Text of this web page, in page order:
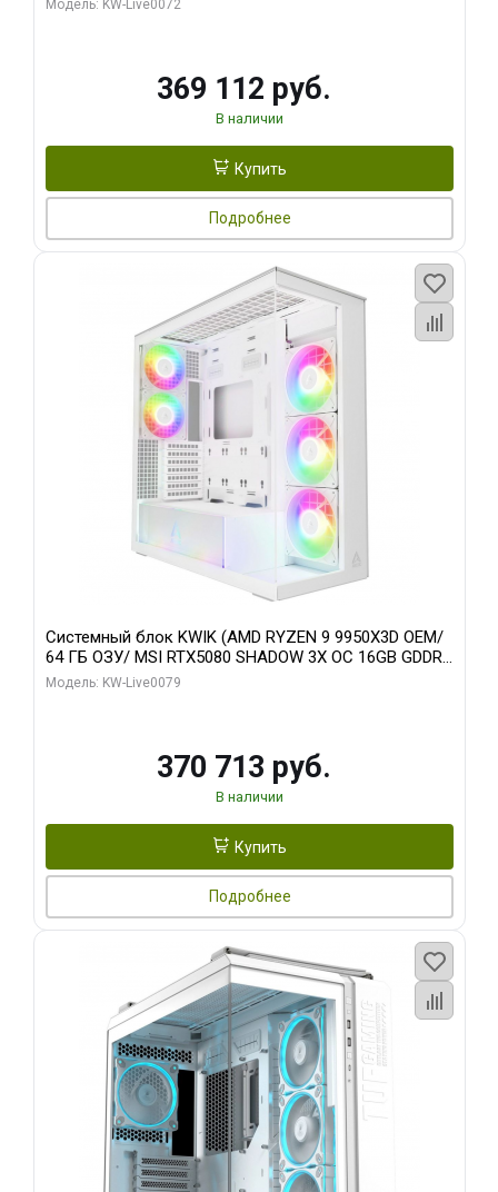
Модель: KW-Live0072
369 112 руб.
В наличии
Купить
Подробнее
Системный блок KWIK (AMD RYZEN 9 9950X3D OEM/
64 ГБ ОЗУ/ MSI RTX5080 SHADOW 3X OC 16GB GDDR7
256bit 3xDP HDMI/ 960 ГБ SSD)
Модель: KW-Live0079
370 713 руб.
В наличии
Купить
Подробнее